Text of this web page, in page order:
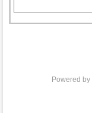
Powered by